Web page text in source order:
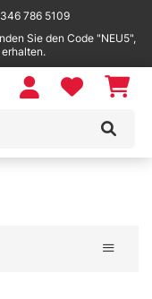
786 5109
Sie den Code "NEU5",
Toggle